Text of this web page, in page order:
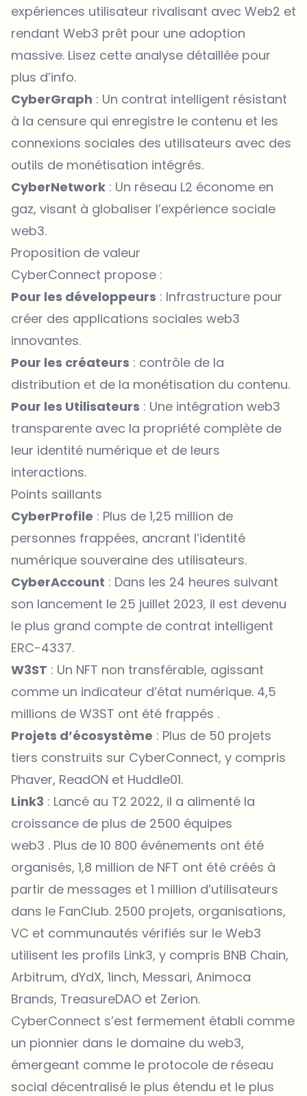
expériences utilisateur rivalisant avec Web2 et
rendant Web3 prêt pour une adoption
massive. Lisez cette analyse détaillée pour
plus d’info.
CyberGraph : Un contrat intelligent résistant
à la censure qui enregistre le contenu et les
connexions sociales des utilisateurs avec des
outils de monétisation intégrés.
CyberNetwork : Un réseau L2 économe en
gaz, visant à globaliser l’expérience sociale
web3.
Proposition de valeur
CyberConnect propose :
Pour les développeurs : Infrastructure pour
créer des applications sociales web3
innovantes.
Pour les créateurs : contrôle de la
distribution et de la monétisation du contenu.
Pour les Utilisateurs : Une intégration web3
transparente avec la propriété complète de
leur identité numérique et de leurs
interactions.
Points saillants
CyberProfile : Plus de 1,25 million de
personnes frappées, ancrant l’identité
numérique souveraine des utilisateurs.
CyberAccount : Dans les 24 heures suivant
son lancement le 25 juillet 2023, il est devenu
le plus grand compte de contrat intelligent
ERC-4337.
W3ST : Un NFT non transférable, agissant
comme un indicateur d’état numérique. 4,5
millions de W3ST ont été frappés .
Projets d’écosystème : Plus de 50 projets
tiers construits sur CyberConnect, y compris
Phaver, ReadON et Huddle01.
Link3 : Lancé au T2 2022, il a alimenté la
croissance de plus de 2500 équipes
web3 . Plus de 10 800 événements ont été
organisés, 1,8 million de NFT ont été créés à
partir de messages et 1 million d’utilisateurs
dans le FanClub. 2500 projets, organisations,
VC et communautés vérifiés sur le Web3
utilisent les profils Link3, y compris BNB Chain,
Arbitrum, dYdX, 1inch, Messari, Animoca
Brands, TreasureDAO et Zerion.
CyberConnect s’est fermement établi comme
un pionnier dans le domaine du web3,
émergeant comme le protocole de réseau
social décentralisé le plus étendu et le plus